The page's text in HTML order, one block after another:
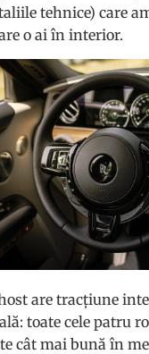
tehnice) care
o ai în interior.
are tracțiune
toate cele patru
cât mai bună în